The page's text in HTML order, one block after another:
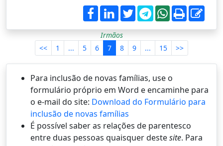
Irmãos
<<
1 ... 5 6 7 8 9 ... 15 >>
Para inclusão de novas famílias, use o
formulário próprio em Word e encaminhe para
o e-mail do site: Download do Formulário para
inclusão de novas famílias
É possí­vel saber as relações de parentesco
entre duas pessoas quaisquer destesite. Para